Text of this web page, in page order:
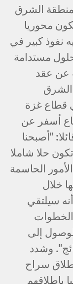
منطقة الشرق
محوريا
نفوذ كبير في
مستدامة
عن عقد
الشرق
قطاع غزة
أسفر عن
"أصبحنا
حلا شاملا
الحاسمة
خلال
سيلتقي
الخطوات
إلى
وشدد
سراح
بإطلاقهم